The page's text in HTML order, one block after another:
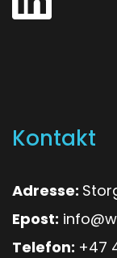
Kontakt
Adresse:
Epost:
Telefon: +47